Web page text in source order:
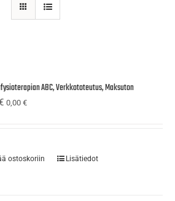
ABC, Verkkototeutus, Maksuton
0,00€
ostoskoriin Lisätiedot